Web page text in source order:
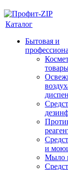
Каталог
Бытовая и
и
Мыло